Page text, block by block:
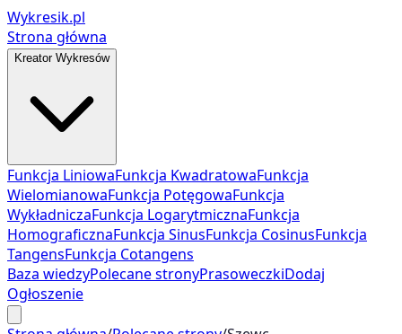
Wykresik.pl
Strona główna
Kreator Wykresów
Funkcja LiniowaFunkcja KwadratowaFunkcja
WielomianowaFunkcja PotęgowaFunkcja
WykładniczaFunkcja LogarytmicznaFunkcja
HomograficznaFunkcja SinusFunkcja CosinusFunkcja
TangensFunkcja Cotangens
Baza wiedzyPolecane stronyPrasoweczkiDodaj
Ogłoszenie